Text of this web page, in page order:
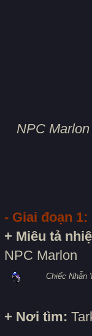
NPC
- Giai đoạn 1:
+ Miêu tả
NPC Marlon
Chiếc Nhẫn
+ Nơi tìm: